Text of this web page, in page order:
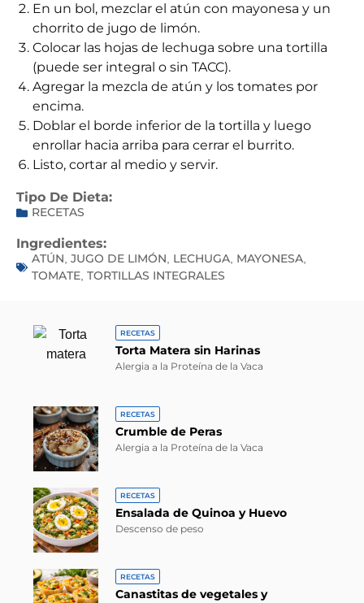
En un bol, mezclar el atún con mayonesa y un
chorrito de jugo de limón.
Colocar las hojas de lechuga sobre una tortilla
(puede ser integral o sin TACC).
Agregar la mezcla de atún y los tomates por
encima.
Doblar el borde inferior de la tortilla y luego
enrollar hacia arriba para cerrar el burrito.
Listo, cortar al medio y servir.
Tipo De Dieta:
RECETAS
Ingredientes:
ATÚN JUGO DE LIMÓN LECHUGA MAYONESA
TOMATE TORTILLAS INTEGRALES
RECETAS
Torta Matera sin Harinas
Alergia a la Proteína de la Vaca
RECETAS
Crumble de Peras
Alergia a la Proteína de la Vaca
RECETAS
Ensalada de Quinoa y Huevo
Descenso de peso
RECETAS
Canastitas de vegetales y